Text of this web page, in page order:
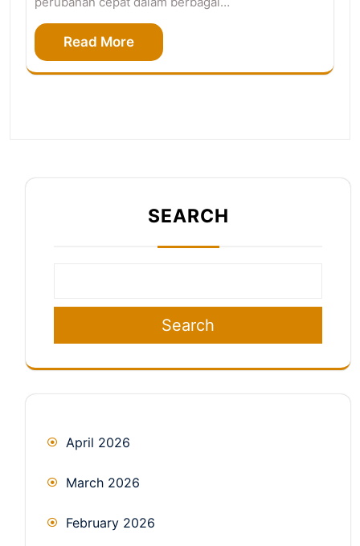
Read More
SEARCH
Search
April 2026
March 2026
February 2026